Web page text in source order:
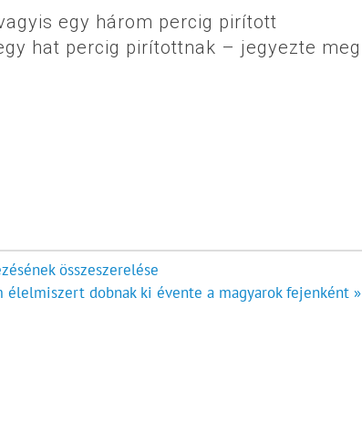
egy három percig pirított
hat percig pirítottnak – jegyezte meg
összeszerelése
élelmiszert dobnak ki évente a magyarok fejenként »